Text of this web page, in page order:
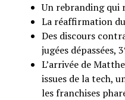
Un rebranding qui
La réaffirmation
Des discours
jugées dépassées,
L’arrivée de
issues de la tech,
les franchises